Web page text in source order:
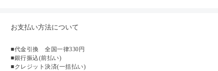
お支払い方法について
■代金引換 全国一律330円
■銀行振込(前払い)
■クレジット決済(一括払い)